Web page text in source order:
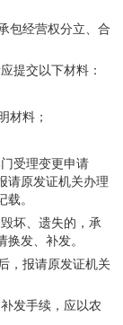
包经营权分立、合
提交以下材料：
材料；
受理变更申请
请原发证机关办理
。
坏、遗失的，承
发、补发。
，报请原发证机关
发手续，应以农